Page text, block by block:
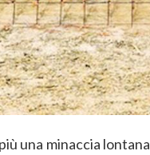
una minaccia